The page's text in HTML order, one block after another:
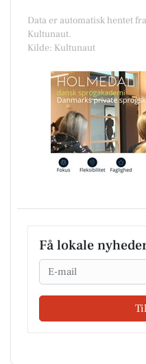
Data er automatisk hentet
Kultunaut.
Kilde: Kultunaut
Få lokale
Email